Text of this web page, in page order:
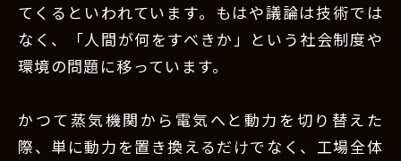
てくるといわれています。もはや議論は技術では
なく、「人間が何をすべきか」という社会制度や
環境の問題に移っています。
かつて蒸気機関から電気へと動力を切り替えた
際、単に動力を置き換えるだけでなく、工場全体